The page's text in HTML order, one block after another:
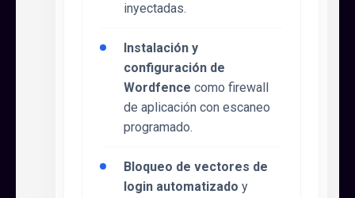
inyectadas.
Instalación y
configuración de
Wordfence como firewall
de aplicación con escaneo
programado.
Bloqueo de vectores de
login automatizado y